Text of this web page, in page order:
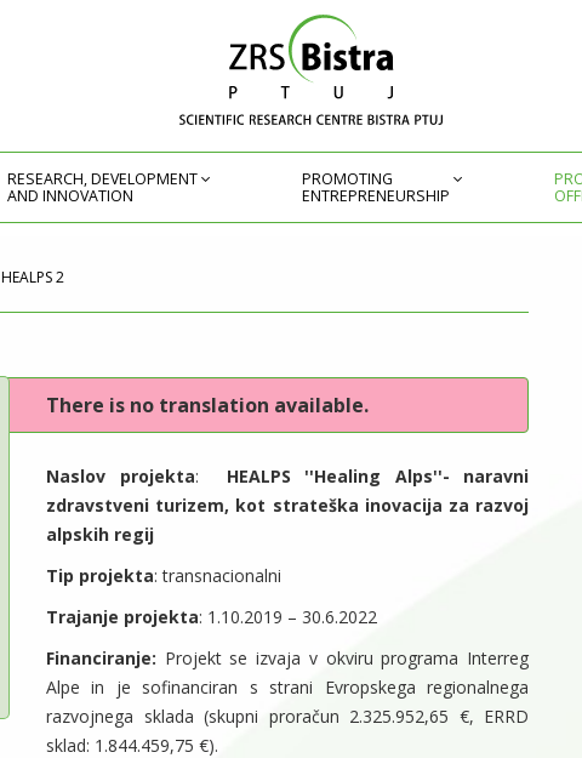
RESEARCH, DEVELOPMENT
AND INNOVATION
PROMOTING
ENTREPRENEURSHIP
HEALPS 2
There is no translation available.
Naslov projekta: HEALPS ''Healing Alps''- naravni
zdravstveni turizem, kot strateška inovacija za razvoj
alpskih regij
Tip projekta: transnacionalni
Trajanje projekta: 1.10.2019 – 30.6.2022
Financiranje: Projekt se izvaja v okviru programa Interreg
Alpe in je sofinanciran s strani Evropskega regionalnega
razvojnega sklada (skupni proračun 2.325.952,65 €, ERRD
sklad: 1.844.459,75 €).